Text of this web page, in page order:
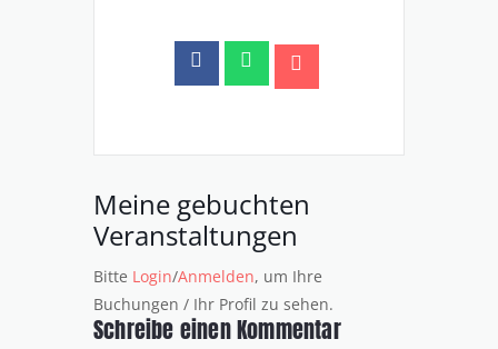
Meine gebuchten
Veranstaltungen
Bitte Login/Anmelden, um Ihre
Buchungen / Ihr Profil zu sehen.
Schreibe einen Kommentar